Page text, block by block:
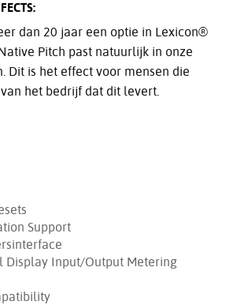
dan 20 jaar een optie in Lexicon®
Pitch past natuurlijk in onze
Dit is het effect voor mensen die
het bedrijf dat dit levert.
Support
Display Input/Output Metering